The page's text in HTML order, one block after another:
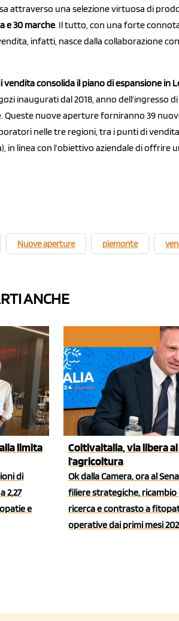
attraverso una selezione virtuosa di
e 30 marche. Il tutto, con una forte
infatti, nasce dalla collaborazione
consolida il piano di espansione in
inaugurati dal 2018, anno dell’ingresso
Queste nuove aperture forniranno 39
nelle tre regioni, tra i punti di
in linea con l’obiettivo aziendale di offrire
Nuove aperture piemonte
ANCHE
limita
di
2,27
e
Coltivaitalia, via libera
l'agricoltura
Ok dalla Camera, ora al
filiere strategiche, ricambio
ricerca e contrasto a
operative dai primi mesi